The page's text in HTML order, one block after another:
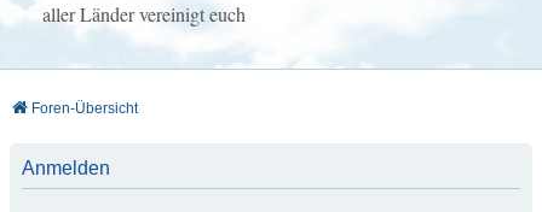
aller Länder vereinigt euch
Foren-Übersicht
Anmelden